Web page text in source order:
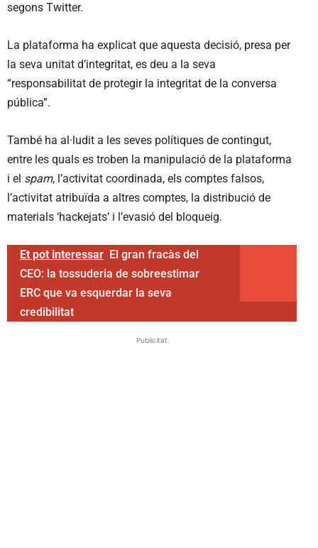
segons Twitter.
La plataforma ha explicat que aquesta decisió, presa per
la seva unitat d’integritat, es deu a la seva
“responsabilitat de protegir la integritat de la conversa
pública”.
També ha al·ludit a les seves polítiques de contingut,
entre les quals es troben la manipulació de la plataforma
i el spam, l’activitat coordinada, els comptes falsos,
l’activitat atribuïda a altres comptes, la distribució de
materials ‘hackejats’ i l’evasió del bloqueig.
Et pot interessar El gran fracàs del
CEO: la tossuderia de sobreestimar
ERC que va esquerdar la seva
credibilitat
Publicitat